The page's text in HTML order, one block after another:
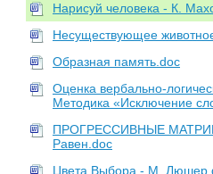
Нарисуй человека - К.
Несуществующее
Образная память.doc
Оценка вербально-
Методика «Исключение
ПРОГРЕССИВНЫЕ
Равен.doc
Цвета Выбора - М.